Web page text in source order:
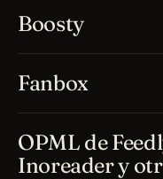
Boosty
Fanbox
OPML de
Inoreader y